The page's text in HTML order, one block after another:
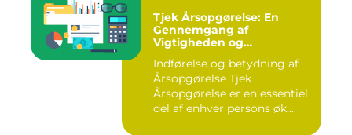
Tjek Årsopgørelse: En
Gennemgang af
Vigtigheden og
Indførelse og betydning af
Årsopgørelse Tjek
Årsopgørelse er en essentiel
del af enhver persons øk...